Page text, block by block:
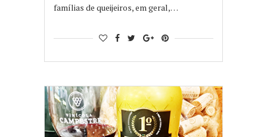
famílias de queijeiros, em geral,…